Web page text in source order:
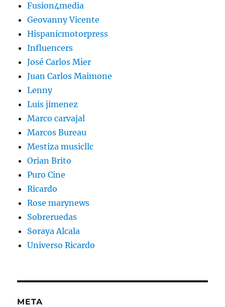
Fusion4media
Geovanny Vicente
Hispanicmotorpress
Influencers
José Carlos Mier
Juan Carlos Maimone
Lenny
Luis jimenez
Marco carvajal
Marcos Bureau
Mestiza musicllc
Orian Brito
Puro Cine
Ricardo
Rose marynews
Sobreruedas
Soraya Alcala
Universo Ricardo
META